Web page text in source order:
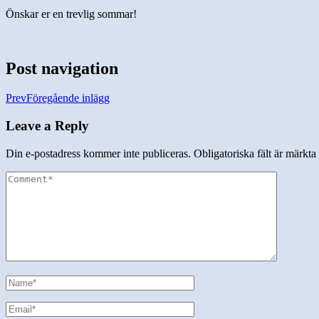
Önskar er en trevlig sommar!
Post navigation
PrevFöregående inlägg
Leave a Reply
Din e-postadress kommer inte publiceras. Obligatoriska fält är märkta